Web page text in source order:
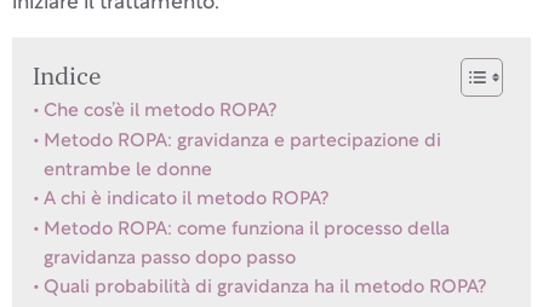
Indice
Che cos’è il metodo ROPA?
Metodo ROPA: gravidanza e partecipazione di
entrambe le donne
A chi è indicato il metodo ROPA?
Metodo ROPA: come funziona il processo della
gravidanza passo dopo passo
Quali probabilità di gravidanza ha il metodo ROPA?